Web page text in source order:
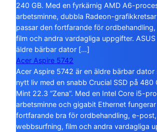
240 GB. Med en fyrkärnig AMD A6-
arbetsminne, dubbla Radeon-
passar den fortfarande för
film och andra vardagliga uppgifter. ASUS
äldre bärbar dator […]
Acer Aspire 5742
Acer Aspire 5742 är en äldre bärbar
nytt liv med en snabb Crucial SSD på 480
Mint 22.3 ”Zena”. Med en Intel Core i5-
arbetsminne och gigabit Ethernet
fortfarande bra för ordbehandling, e-
webbsurfning, film och andra vardagliga